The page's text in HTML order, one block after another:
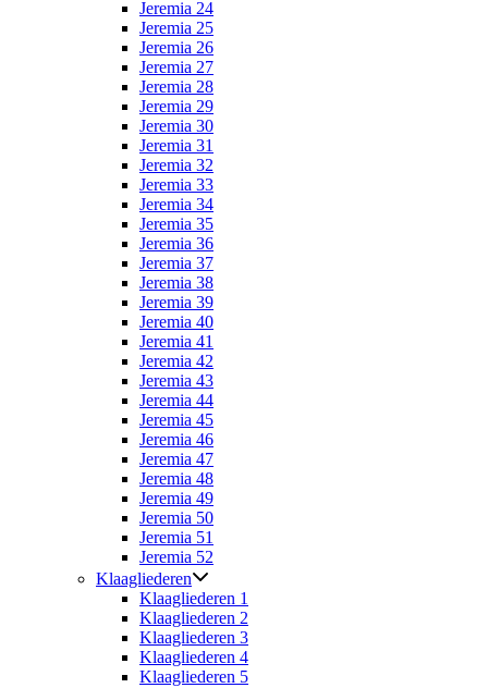
Jeremia 24
Jeremia 25
Jeremia 26
Jeremia 27
Jeremia 28
Jeremia 29
Jeremia 30
Jeremia 31
Jeremia 32
Jeremia 33
Jeremia 34
Jeremia 35
Jeremia 36
Jeremia 37
Jeremia 38
Jeremia 39
Jeremia 40
Jeremia 41
Jeremia 42
Jeremia 43
Jeremia 44
Jeremia 45
Jeremia 46
Jeremia 47
Jeremia 48
Jeremia 49
Jeremia 50
Jeremia 51
Jeremia 52
Klaagliederen
Klaagliederen 1
Klaagliederen 2
Klaagliederen 3
Klaagliederen 4
Klaagliederen 5